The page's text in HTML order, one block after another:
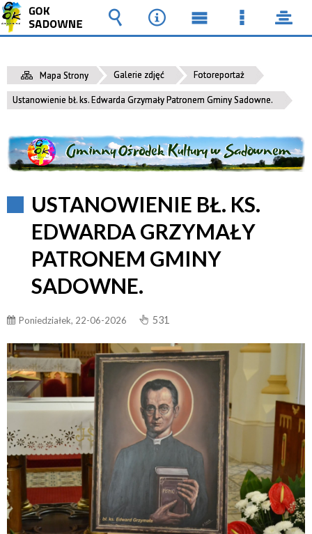
Mapa Strony Galerie zdjęć Fotoreportaż
Ustanowienie bł. ks. Edwarda Grzymały Patronem Gminy Sadowne.
USTANOWIENIE BŁ. KS.
EDWARDA GRZYMAŁY
PATRONEM GMINY
SADOWNE.
Poniedziałek, 22-06-2026 531
Wyszukiwarka
Narzędzia
MenuMenu